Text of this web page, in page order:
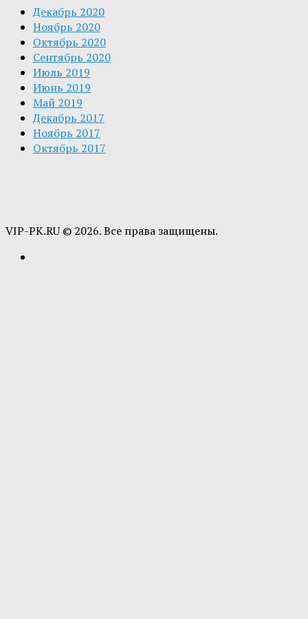
Декабрь 2020
Ноябрь 2020
Октябрь 2020
Сентябрь 2020
Июль 2019
Июнь 2019
Май 2019
Декабрь 2017
Ноябрь 2017
Октябрь 2017
VIP-PK.RU © 2026. Все права защищены.